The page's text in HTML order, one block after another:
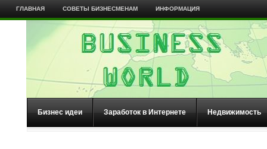
ГЛАВНАЯ СОВЕТЫ БИЗНЕСМЕНАМ ИНФОРМАЦИЯ
Бизнес идеи Заработок в Интернете Недвижимость